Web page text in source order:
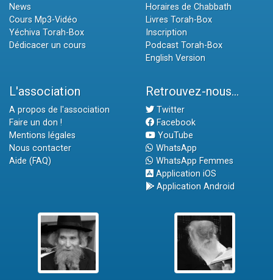
News
Cours Mp3-Vidéo
Yéchiva Torah-Box
Dédicacer un cours
Horaires de Chabbath
Livres Torah-Box
Inscription
Podcast Torah-Box
English Version
L'association
A propos de l'association
Faire un don !
Mentions légales
Nous contacter
Aide (FAQ)
Retrouvez-nous...
Twitter
Facebook
YouTube
WhatsApp
WhatsApp Femmes
Application iOS
Application Android